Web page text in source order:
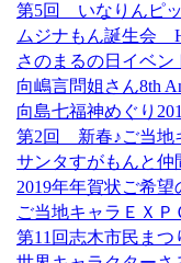
第5回 いなりんピ
ムジナもん誕生会
さのまるの日イベ
向嶋言問姐さん8th
向島七福神めぐり
第2回 新春♪ご当地
サンタすがもんと
2019年年賀状ご希望
ご当地キャラＥＸ
第11回志木市民ま